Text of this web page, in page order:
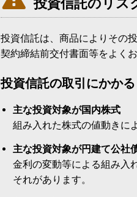
投資信託のリス
投資信託は、商品によりその
契約締結前交付書面等をよく
投資信託の取引にかか
主な投資対象が国内株式
組み入れた株式の値動きに
主な投資対象が円建て公社
金利の変動等による組み入
それがあります。